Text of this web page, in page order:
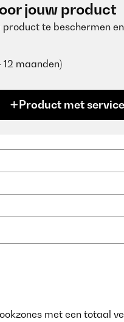
jouw product
te beschermen
maanden)
Product met
met een totaal